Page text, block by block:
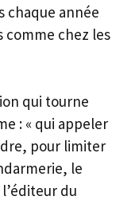
chaque année
comme chez les
qui tourne
: « qui appeler
pour limiter
le
du